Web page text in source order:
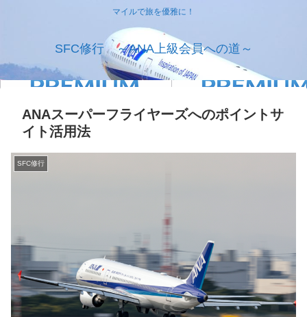
マイルで旅を優雅に！
SFC修行 ～ANA上級会員への道～
ANAスーパーフライヤーズへのポイントサ
イト活用法
SFC修行